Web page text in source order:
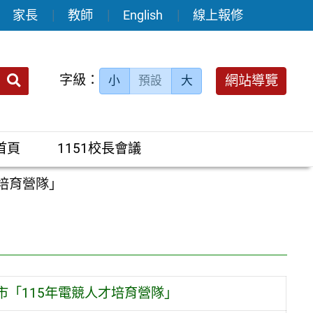
家長 教師 English 線上報修
送出 字級： 小 預設 大 網站導覽
頁 1151校長會議
營隊」
115年電競人才培育營隊」